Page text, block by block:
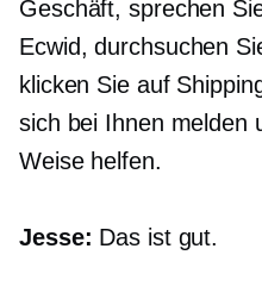
Geschäft, sprechen
Ecwid, durchsuchen
klicken Sie auf
sich bei Ihnen melden
Weise helfen.
Jesse: Das ist gut.